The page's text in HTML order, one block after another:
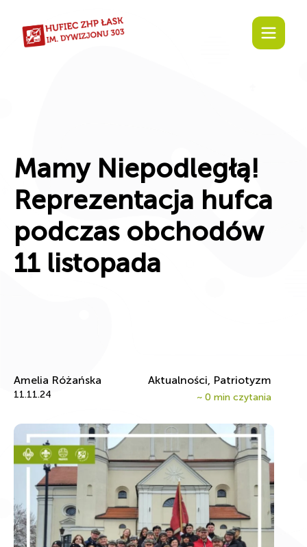
Mamy Niepodległą!
Reprezentacja hufca
podczas obchodów
11 listopada
Amelia Różańska
11.11.24
Aktualności, Patriotyzm
~ 0 min czytania